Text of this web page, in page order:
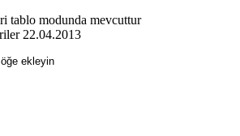
tablo modunda mevcuttur
22.04.2013
ekleyin